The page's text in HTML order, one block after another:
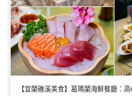
【宜蘭礁溪美食】葛瑪蘭海鮮餐廳：